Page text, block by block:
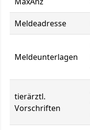
Meldeadresse
Meldeunterlagen
tierärztl.
Vorschriften